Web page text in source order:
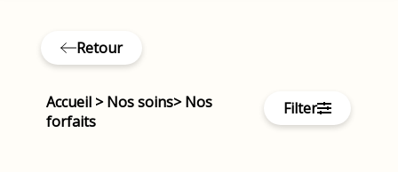
Retour
Accueil >Nos soins>Nos
forfaits
Filter